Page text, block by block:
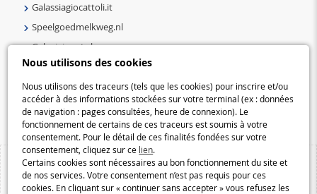
Nous utilisons des cookies
Nous utilisons des traceurs (tels que les cookies) pour inscrire et/ou
accéder à des informations stockées sur votre terminal (ex : données
de navigation : pages consultées, heure de connexion). Le
fonctionnement de certains de ces traceurs est soumis à votre
consentement. Pour le détail de ces finalités fondées sur votre
consentement, cliquez sur ce lien.
Certains cookies sont nécessaires au bon fonctionnement du site et
de nos services. Votre consentement n’est pas requis pour ces
cookies. En cliquant sur « continuer sans accepter » vous refusez les
Galassiagiocattoli.it
Speelgoedmelkweg.nl
Galaxiejouets.be
Galaxiespielzeug.be
Speelgoedmelkweg.be
Macway.com